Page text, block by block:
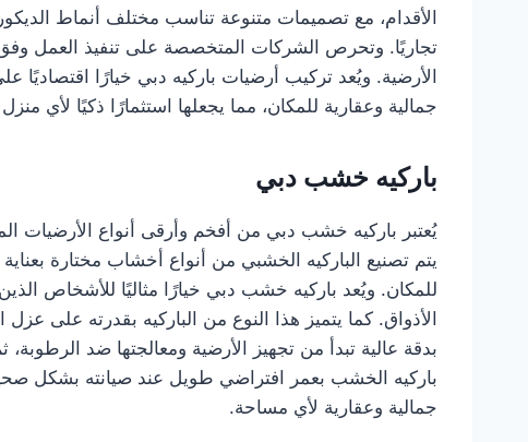
الأقدام، مع تصميمات متنوعة تناسب مختلف أنماط
تجاريًا. وتحرص الشركات المتخصصة على تنفيذ العمل وفق
الأرضية. ويُعد تركيب أرضيات باركيه دبي خيارًا
جمالية وعقارية للمكان، مما يجعلها استثمارًا ذكيًا لأي
باركيه خشب دبي
يُعتبر باركيه خشب دبي من أفخم وأرقى أنواع الأرضيات
يتم تصنيع الباركيه الخشبي من أنواع أخشاب مختارة
للمكان. ويُعد باركيه خشب دبي خيارًا مثاليًا للأشخاص
الأذواق. كما يتميز هذا النوع من الباركيه بقدرته
بدقة عالية تبدأ من تجهيز الأرضية ومعالجتها ضد
باركيه الخشب بعمر افتراضي طويل عند صيانته بشكل
جمالية وعقارية لأي مساحة.